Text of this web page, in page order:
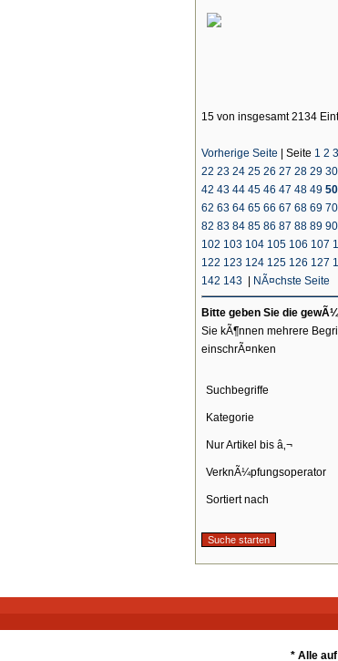
15 von insgesamt 2134
Vorherige Seite Seite 1 2 3
22 23 24 25 26 27 28 29 30
42 43 44 45 46 47 48 49 50
62 63 64 65 66 67 68 69 70
82 83 84 85 86 87 88 89 90
102 103 104 105 106 107
122 123 124 125 126 127
142 143| NÃ¤chste Seite
Bitte geben Sie die
Sie kÃ¶nnen mehrere
einschrÃ¤nken
Suchbegriffe
Kategorie
Nur Artikel bis â‚¬
VerknÃ¼pfungsoperator
Sortiert nach
* Alle